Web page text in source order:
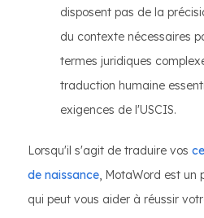
disposent pas de la
du contexte nécessaires
termes juridiques
traduction humaine
exigences de l'USCIS.
Lorsqu'il s'agit de traduire vos
de naissance, MotaWord est un
qui peut vous aider à réussir